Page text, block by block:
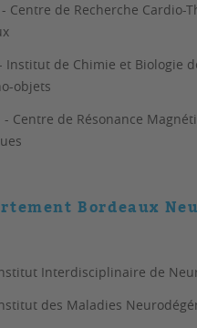
- Centre de Recherche Cardio-
Institut de Chimie et Biologie
objets
- Centre de Résonance
Bordeaux
Interdisciplinaire de
des Maladies